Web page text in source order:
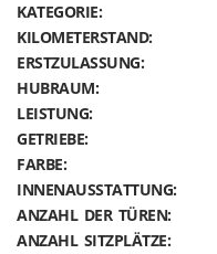
KATEGORIE:
KILOMETERSTAND:
ERSTZULASSUNG:
HUBRAUM:
LEISTUNG:
GETRIEBE:
FARBE:
INNENAUSSTATTUNG:
ANZAHL DER TÜREN:
ANZAHL SITZPLÄTZE: